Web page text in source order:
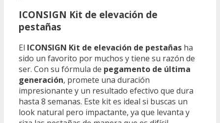
ICONSIGN Kit de elevación de
pestañas
El ICONSIGN Kit de elevación de pestañas ha
sido un favorito por muchos y tiene su razón de
ser. Con su fórmula de pegamento de última
generación, promete una duración
impresionante y un resultado efectivo que dura
hasta 8 semanas. Este kit es ideal si buscas un
look natural pero impactante, ya que levanta y